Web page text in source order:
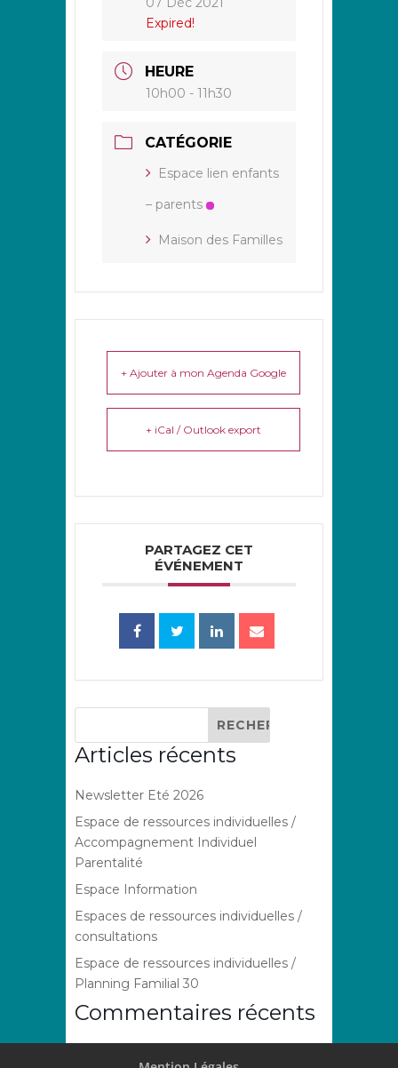
Expired!
HEURE
10h00 - 11h30
CATÉGORIE
Espace lien enfants
– parents
Maison des Familles
+ Ajouter à mon Agenda Google
+ iCal / Outlook export
PARTAGEZ CET
ÉVÉNEMENT
Articles récents
Newsletter Eté 2026
Espace de ressources individuelles /
Accompagnement Individuel
Parentalité
Espace Information
Espaces de ressources individuelles /
consultations
Espace de ressources individuelles /
Planning Familial 30
Commentaires récents